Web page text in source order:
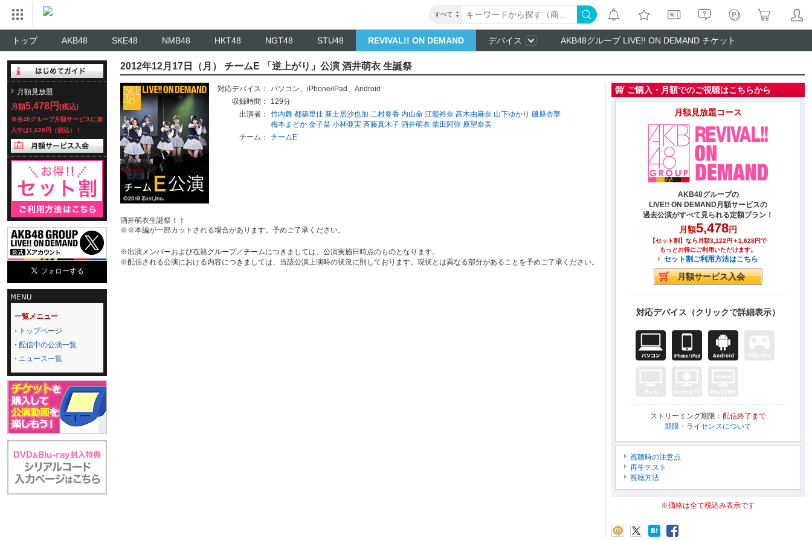
すべて
トップ AKB48 SKE48 NMB48 HKT48 NGT48 STU48 REVIVAL!! ON DEMAND デバイス AKB48グループ LIVE!! ON DEMAND チケット
月額見放題
月額5,478円 (税込)
※各48グループ月額サービスに加
入中は1,628円（税込）！
一覧メニュー
トップページ
配信中の公演一覧
ニュース一覧
2012年12月17日（月） チームE 「逆上がり」公演 酒井萌衣 生誕祭
対応デバイス： パソコン、 iPhone/iPad 、 Android
収録時間：
129分
出演者：
竹内舞 都築里佳 新土居沙也加 二村春香 内山命 江籠裕奈 高木由麻奈 山下ゆかり 磯原杏華
梅本まどか 金子栞 小林亜実 斉藤真木子 酒井萌衣 柴田阿弥 原望奈美
チーム：
チームE
酒井萌衣生誕祭！！
※※本編が一部カットされる場合があります。予めご了承ください。
※出演メンバーおよび在籍グループ／チームにつきましては、公演実施日時点のものとなります。
※配信される公演における内容につきましては、当該公演上演時の状況に則しております。現状とは異なる部分があることを予めご了承ください。
ご購入・月額でのご視聴はこちらから
月額見放題コース
AKB48グループの
LIVE!! ON DEMAND月額サービスの
過去公演がすべて見られる定額プラン！
月額5,478円
【セット割】なら月額3,122円＋1,628円で
もっとお得にご利用いただけます。
セット割ご利用方法はこちら
対応デバイス（クリックで詳細表示）
ストリーミング期限： 配信終了まで
期限・ライセンスについて
視聴時の注意点
再生テスト
視聴方法
※価格は全て税込み表示です